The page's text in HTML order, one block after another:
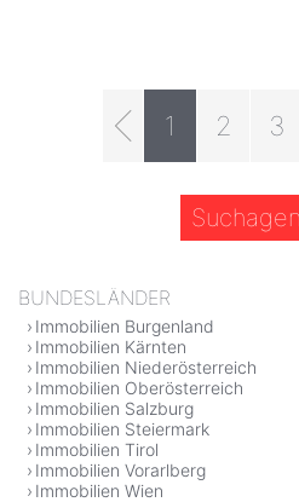
1 2 3
BUNDESLÄNDER
Immobilien Burgenland
Immobilien Kärnten
Immobilien Niederösterreich
Immobilien Oberösterreich
Immobilien Salzburg
Immobilien Steiermark
Immobilien Tirol
Immobilien Vorarlberg
Immobilien Wien